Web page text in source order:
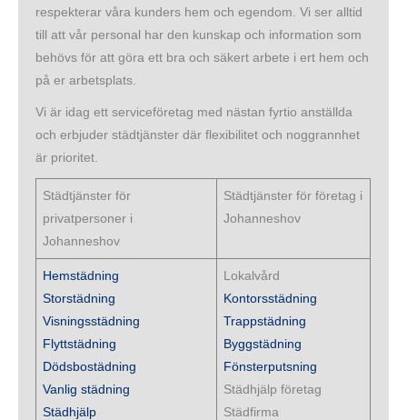
respekterar våra kunders hem och egendom. Vi ser alltid
till att vår personal har den kunskap och information som
behövs för att göra ett bra och säkert arbete i ert hem och
på er arbetsplats.
Vi är idag ett serviceföretag med nästan fyrtio anställda
och erbjuder städtjänster där flexibilitet och noggrannhet
är prioritet.
Städtjänster för
privatpersoner i
Johanneshov
Städtjänster för företag i
Johanneshov
Hemstädning
Storstädning
Visningsstädning
Flyttstädning
Dödsbostädning
Vanlig städning
Städhjälp
Lokalvård
Kontorsstädning
Trappstädning
Byggstädning
Fönsterputsning
Städhjälp företag
Städfirma